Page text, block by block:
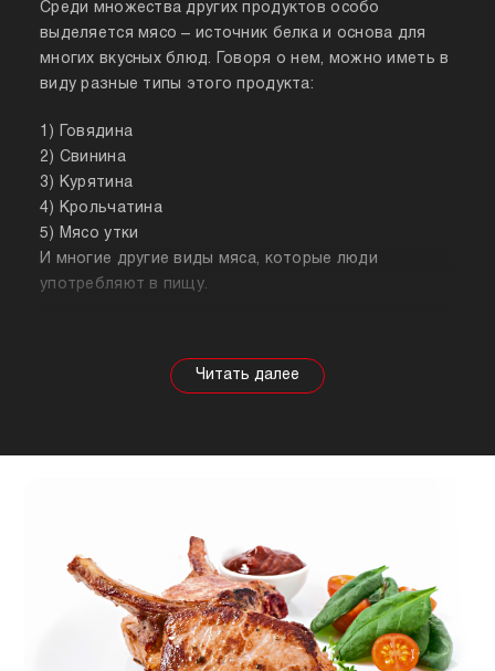
Среди множества других продуктов особо
выделяется мясо – источник белка и основа для
многих вкусных блюд. Говоря о нем, можно иметь в
виду разные типы этого продукта:
1) Говядина
2) Свинина
3) Курятина
4) Крольчатина
5) Мясо утки
И многие другие виды мяса, которые люди
употребляют в пищу.
полезных свойствах. Важно понимать, что в
зависимости от животного свойства продукта
подходит для шашлыка, а мясо перепела отлично